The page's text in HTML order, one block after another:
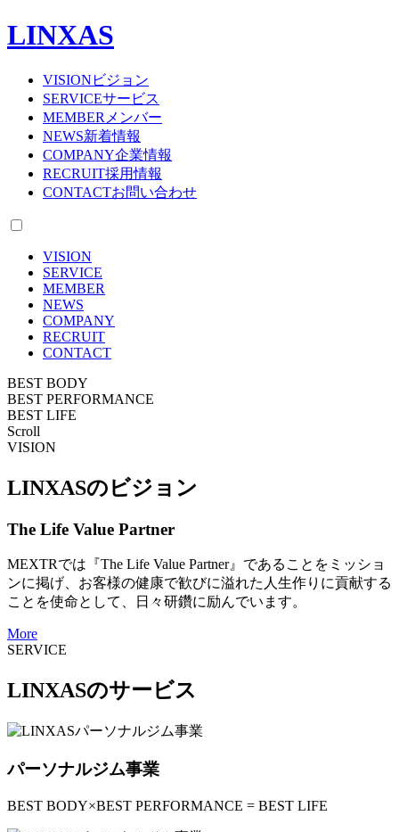
LINXAS
VISION ビジョン
SERVICEサービス
MEMBER メンバー
NEWS新着情報
COMPANY企業情報
RECRUIT採用情報
CONTACTお問い合わせ
VISION
SERVICE
MEMBER
NEWS
COMPANY
RECRUIT
CONTACT
BEST BODY
BEST PERFORMANCE
BEST LIFE
Scroll
VISION
LINXASのビジョン
The Life Value Partner
MEXTRでは『The Life Value Partner』であることをミッショ
ンに掲げ、お客様の健康で歓びに溢れた人生作りに貢献する
ことを使命として、日々研鑽に励んでいます。
More
SERVICE
LINXASのサービス
パーソナルジム事業
BEST BODY×BEST PERFORMANCE = BEST LIFE